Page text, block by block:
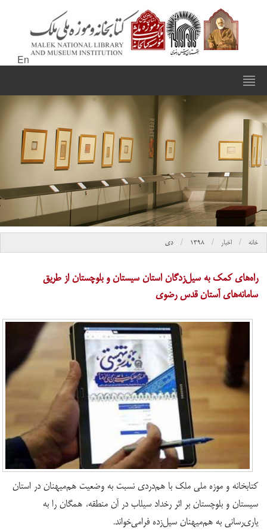
En
خانه اخبار ۱۳۹۸ دی
راه‌های کمک به سیل‌زدگان استان سیستان و بلوچستان از طریق
سامانه‌های آستان قدس رضوی
کتابخانه و موزه ملی ملک با هم‌دردی نسبت به وضعیت هم‌میهنان در استان
سیستان و بلوچستان بر اثر رخداد سیلاب در آن منطقه، همگان را به
یاری‌رسانی به هم‌میهنان سیل‌زده فرامی‌خواند.